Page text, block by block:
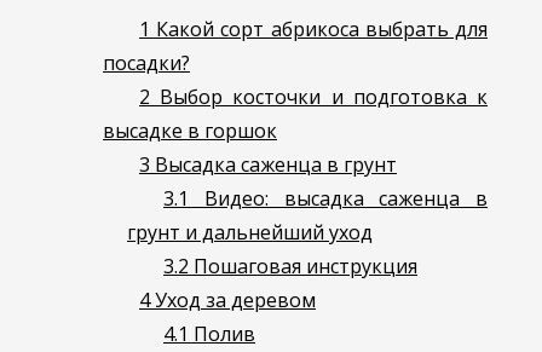
1 Какой сорт абрикоса выбрать для
посадки?
2 Выбор косточки и подготовка к
высадке в горшок
3 Высадка саженца в грунт
3.1
Видео: высадка саженца в
грунт и дальнейший уход
3.2 Пошаговая инструкция
4Уход за деревом
4.1 Полив